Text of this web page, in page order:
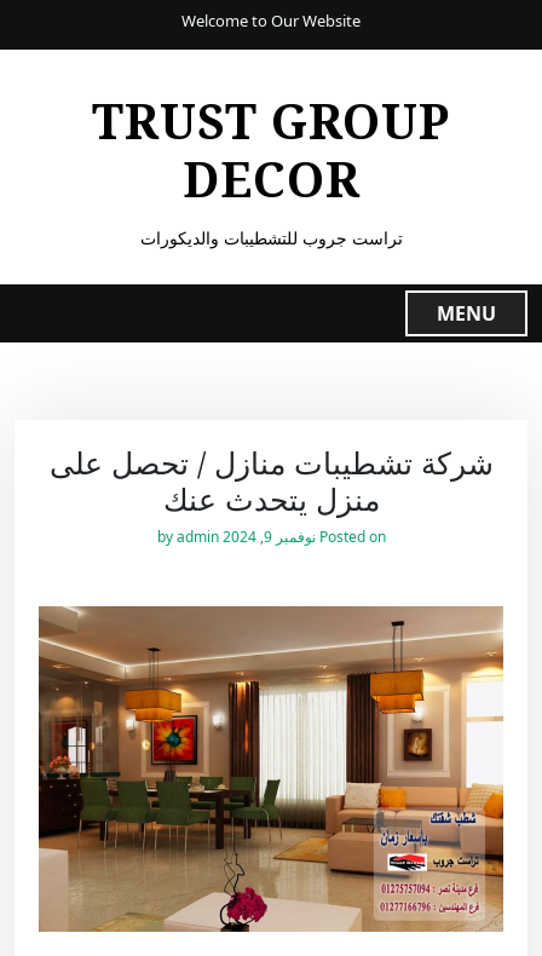
Welcome to Our Website
TRUST GROUP
DECOR
تراست جروب للتشطيبات والديكورات
MENU
شركة تشطيبات منازل / تحصل على
منزل يتحدث عنك
Posted on نوفمبر 9, 2024 by
admin